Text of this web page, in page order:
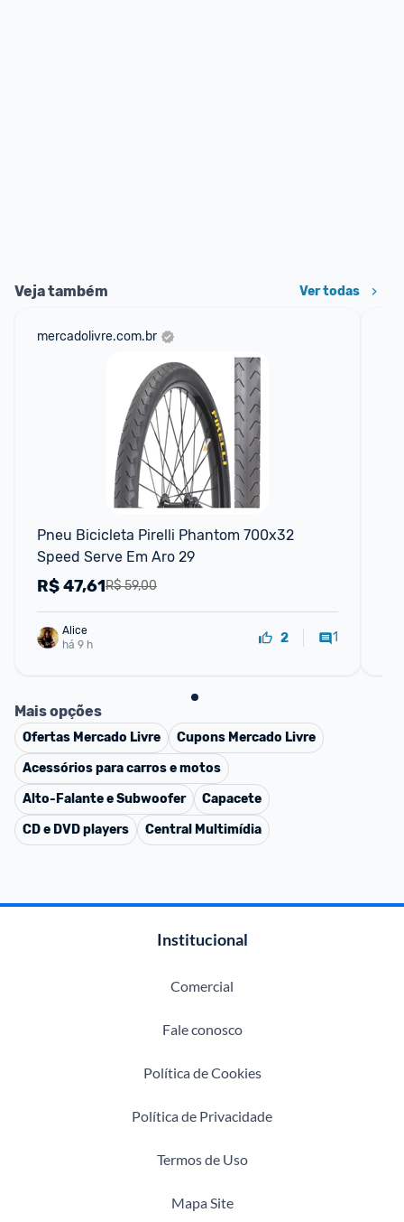
Veja também Ver todas
mercadolivre.com.br
Pneu Bicicleta Pirelli Phantom 700x32
Speed Serve Em Aro 29
R$ 59,00
R$47,61
Alice
há 9 h
2 1
Mais opções
Ofertas Mercado Livre Cupons Mercado Livre
Acessórios para carros e motos
Alto-Falante e Subwoofer
Capacete
CD e DVD players
Central Multimídia
Institucional
Comercial
Fale conosco
Política de Cookies
Política de Privacidade
Termos de Uso
Mapa Site